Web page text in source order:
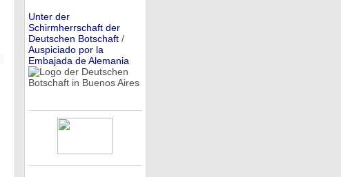
Unter der
Schirmherrschaft der
Deutschen Botschaft/
Auspiciado por la
Embajada de Alemania